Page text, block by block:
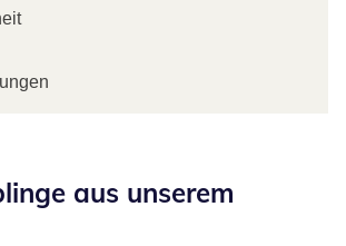
aus unserem